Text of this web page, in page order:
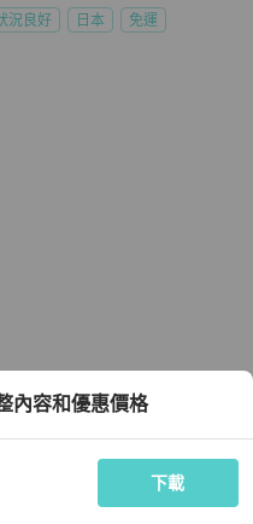
況良好 日本 免運
內容和優惠價格
下載